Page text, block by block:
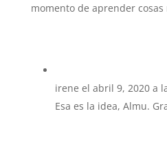
momento de aprender
irene el abril 9, 2020 a
Esa es la idea, Almu.